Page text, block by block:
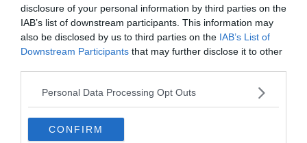
disclosure of your personal information by third parties on the
IAB’s list of downstream participants. This information may
also be disclosed by us to third parties on the IAB’s List of
Downstream Participants that may further disclose it to other
Personal Data Processing Opt Outs
CONFIRM
Kialakult a
nyolcaddöntők
párosítása az FA
kupában